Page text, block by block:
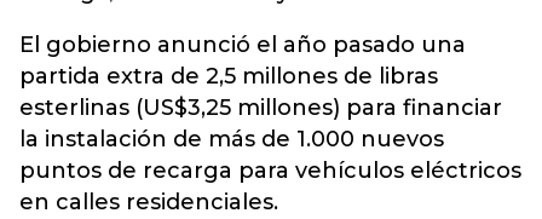
El gobierno anunció el año pasado una
partida extra de 2,5 millones de libras
esterlinas (US$3,25 millones) para financiar
la instalación de más de 1.000 nuevos
puntos de recarga para vehículos eléctricos
en calles residenciales.